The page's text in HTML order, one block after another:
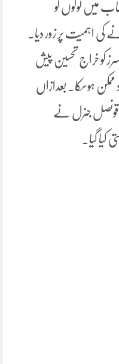
میں لوگوں کو
کی اہمیت پر زور دیا۔
کو خراج تحسین پیش
ممکن ہوسکا۔ بعدازاں
قونصل جنرل نے
کیا گیا۔